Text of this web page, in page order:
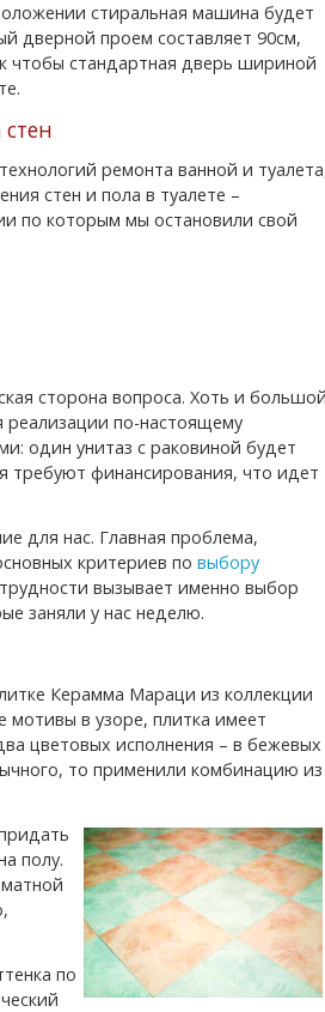
стиральная машина будет
дверной проем составляет 90см,
чтобы стандартная дверь шириной
стен и пола в туалете –
по которым мы остановили свой
реализации по-настоящему
один унитаз с раковиной будет
требуют финансирования, что идет
критериев по выбору
вызывает именно выбор
заняли у нас неделю.
мотивы в узоре, плитка имеет
цветовых исполнения – в бежевых
то применили комбинацию из
полу.